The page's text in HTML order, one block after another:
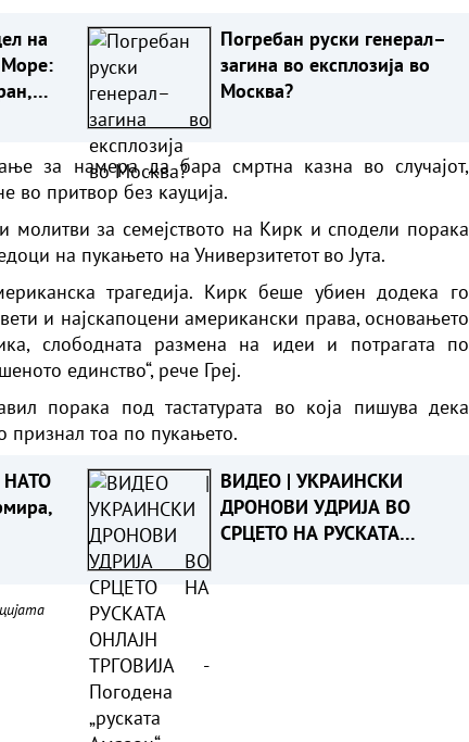
на
Погребан руски генерал–
загина во експлозија во
Москва?
за намера да бара смртна казна во случајот,
во притвор без кауција.
и молитви за семејството на Кирк и сподели порака
на пукањето на Универзитетот во Јута.
трагедија. Кирк беше убиен додека го
и најскапоцени американски права, основањето
слободната размена на идеи и потрагата по
единство“, рече Греј.
порака под тастатурата во која пишува дека
признал тоа по пукањето.
НАТО
ВИДЕО | УКРАИНСКИ
ДРОНОВИ УДРИЈА ВО
СРЦЕТО НА РУСКАТА